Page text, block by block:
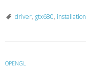
driver, gtx680, installation
OPENGL